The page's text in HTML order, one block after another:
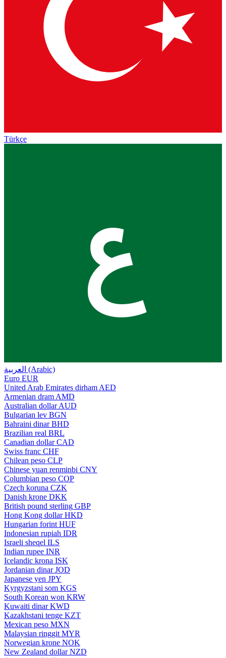
Türkçe
ع
العربية (Arabic)
Euro EUR
United Arab Emirates dirham AED
Armenian dram AMD
Australian dollar AUD
Bulgarian lev BGN
Bahraini dinar BHD
Brazilian real BRL
Canadian dollar CAD
Swiss franc CHF
Chilean peso CLP
Chinese yuan renminbi CNY
Columbian peso COP
Czech koruna CZK
Danish krone DKK
British pound sterling GBP
Hong Kong dollar HKD
Hungarian forint HUF
Indonesian rupiah IDR
Israeli sheqel ILS
Indian rupee INR
Icelandic krona ISK
Jordanian dinar JOD
Japanese yen JPY
Kyrgyzstani som KGS
South Korean won KRW
Kuwaiti dinar KWD
Kazakhstani tenge KZT
Mexican peso MXN
Malaysian ringgit MYR
Norwegian krone NOK
New Zealand dollar NZD